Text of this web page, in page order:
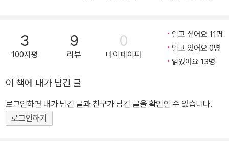
당황하지 않고 하고 싶은 말을 똑 부러지게 할 수 있어요. 이제는 말하
기도 성격에 맞게! 우리 아이 맞춤형 학교생활·친구 관계 솔루션을 만
나보세요. 다섯 가지 성격 캐릭터로 알아보는 상황별 대화법 새치기
아한다고 고백하는 친구에게… ‘이럴 땐 뭐라고 말해야 하지?’라고 고
민되는 순간들이 많지요. 이 책에서는 ‘화끈이, 포용이, 침착이, 솔직
이, 끄덕이’ 다섯 가지 성격 캐릭터 중, 상황별로 적절한 캐릭터를 선
3
100자평
9
리뷰
0
마이페이퍼
읽고 싶어요 11명
읽고 있어요 0명
읽었어요 13명
이 책에 내가 남긴 글
로그인하면 내가 남긴 글과 친구가 남긴 글을 확인할 수 있습니다.
로그인하기